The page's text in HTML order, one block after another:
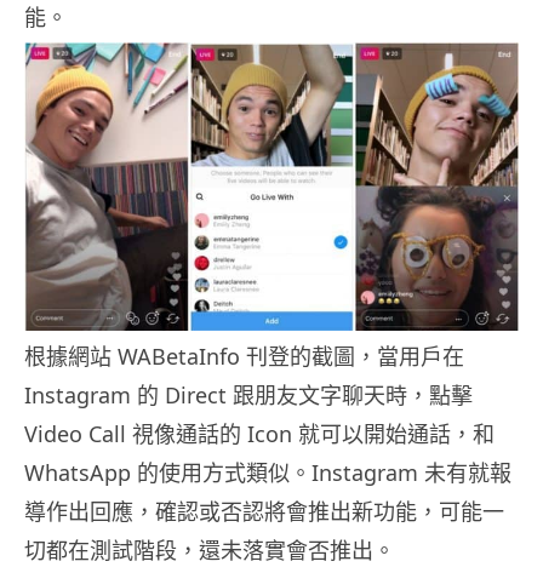
能。
根據網站 WABetaInfo 刊登的截圖，當用戶在
Instagram 的 Direct 跟朋友文字聊天時，點擊
Video Call 視像通話的 Icon 就可以開始通話，和
WhatsApp 的使用方式類似。Instagram 未有就報
導作出回應，確認或否認將會推出新功能，可能一
切都在測試階段，還未落實會否推出。